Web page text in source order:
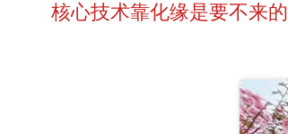
核心技术靠化缘是要不来的